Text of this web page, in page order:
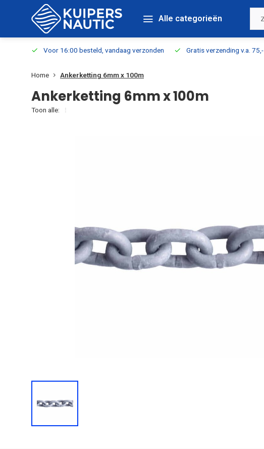
Alle categorieën
Voor 16:00 besteld, vandaag verzonden Gratis verzending v.a. 75,-
Home Ankerketting 6mm x 100m
Ankerketting 6mm x 100m
Toon alle: